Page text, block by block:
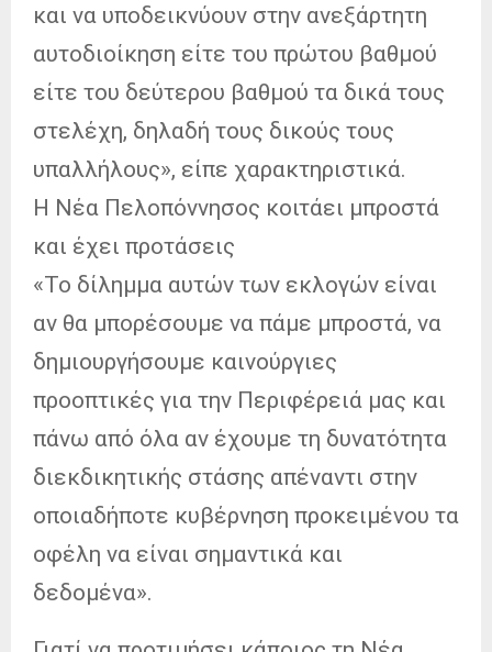
και να υποδεικνύουν στην ανεξάρτητη
αυτοδιοίκηση είτε του πρώτου βαθμού
είτε του δεύτερου βαθμού τα δικά τους
στελέχη, δηλαδή τους δικούς τους
υπαλλήλους», είπε χαρακτηριστικά.
Η Νέα Πελοπόννησος κοιτάει μπροστά
και έχει προτάσεις
«Το δίλημμα αυτών των εκλογών είναι
αν θα μπορέσουμε να πάμε μπροστά, να
δημιουργήσουμε καινούργιες
προοπτικές για την Περιφέρειά μας και
πάνω από όλα αν έχουμε τη δυνατότητα
διεκδικητικής στάσης απέναντι στην
οποιαδήποτε κυβέρνηση προκειμένου τα
οφέλη να είναι σημαντικά και
δεδομένα».